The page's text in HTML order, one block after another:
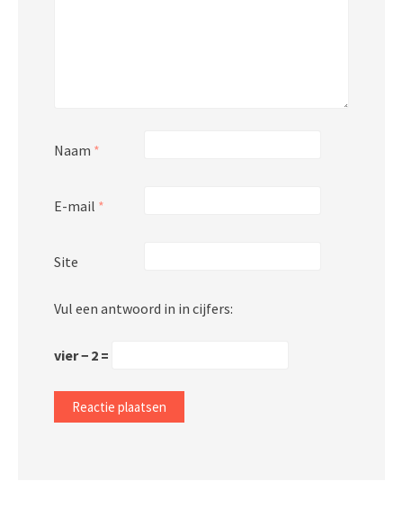
Naam *
E-mail *
Site
Vul een antwoord in in cijfers:
vier − 2 =